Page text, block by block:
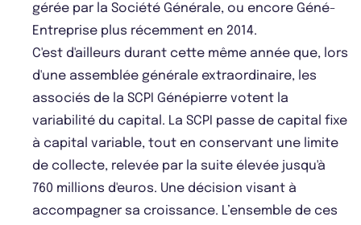
gérée par la Société Générale, ou encore Géné-
Entreprise plus récemment en 2014.
C'est d'ailleurs durant cette même année que, lors
d'une assemblée générale extraordinaire, les
associés de la SCPI Génépierre votent la
variabilité du capital. La SCPI passe de capital fixe
à capital variable, tout en conservant une limite
de collecte, relevée par la suite élevée jusqu'à
760 millions d'euros. Une décision visant à
accompagner sa croissance. L’ensemble de ces